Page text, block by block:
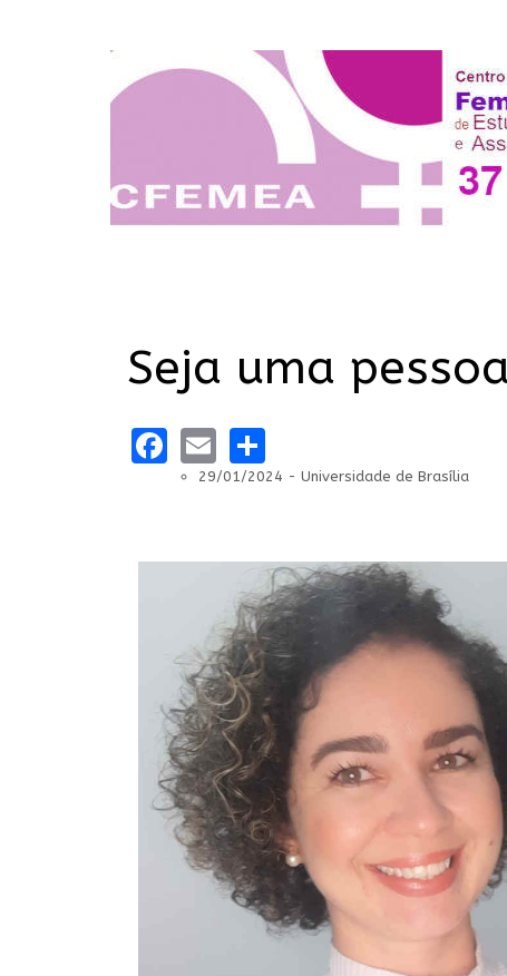
Seja uma
Facebook
Email
29/01/2024 - Universidade de Brasília